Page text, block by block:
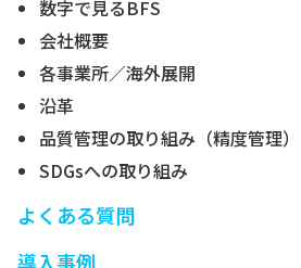
数字で見るBFS
会社概要
各事業所／海外展開
沿革
品質管理の取り組み（精度管理）
SDGsへの取り組み
よくある質問
導入事例